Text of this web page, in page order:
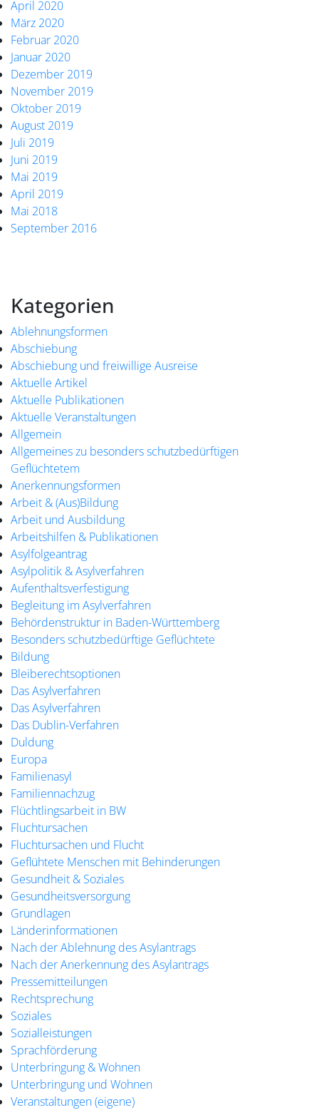
April 2020
März 2020
Februar 2020
Januar 2020
Dezember 2019
November 2019
Oktober 2019
August 2019
Juli 2019
Juni 2019
Mai 2019
April 2019
Mai 2018
September 2016
Kategorien
Ablehnungsformen
Abschiebung
Abschiebung und freiwillige Ausreise
Aktuelle Artikel
Aktuelle Publikationen
Aktuelle Veranstaltungen
Allgemein
Allgemeines zu besonders schutzbedürftigen
Geflüchtetem
Anerkennungsformen
Arbeit & (Aus)Bildung
Arbeit und Ausbildung
Arbeitshilfen & Publikationen
Asylfolgeantrag
Asylpolitik & Asylverfahren
Aufenthaltsverfestigung
Begleitung im Asylverfahren
Behördenstruktur in Baden-Württemberg
Besonders schutzbedürftige Geflüchtete
Bildung
Bleiberechtsoptionen
Das Asylverfahren
Das Asylverfahren
Das Dublin-Verfahren
Duldung
Europa
Familienasyl
Familiennachzug
Flüchtlingsarbeit in BW
Fluchtursachen
Fluchtursachen und Flucht
Geflühtete Menschen mit Behinderungen
Gesundheit & Soziales
Gesundheitsversorgung
Grundlagen
Länderinformationen
Nach der Ablehnung des Asylantrags
Nach der Anerkennung des Asylantrags
Pressemitteilungen
Rechtsprechung
Soziales
Sozialleistungen
Sprachförderung
Unterbringung & Wohnen
Unterbringung und Wohnen
Veranstaltungen (eigene)